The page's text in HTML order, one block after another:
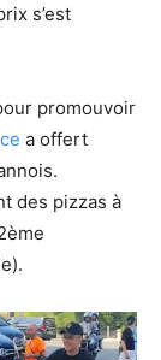
s’est
promouvoir
a offert
des pizzas à